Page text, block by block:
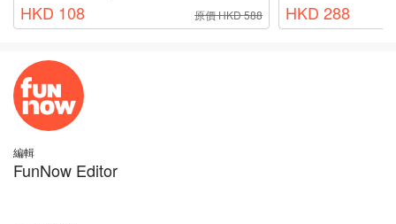
原價 HKD 588
HKD 108
HKD 288
編輯
FunNow Editor